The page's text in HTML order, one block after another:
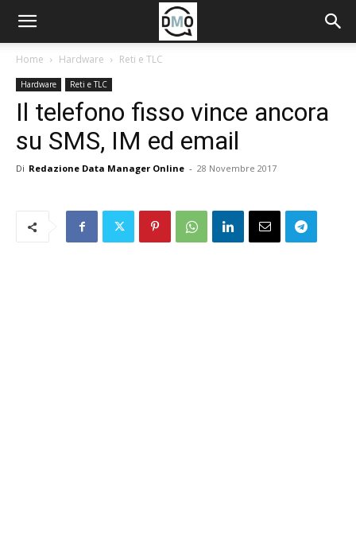
Home Hardware Reti e TLC
Hardware Reti e TLC
Il telefono fisso vince ancora
su SMS, IM ed email
Di Redazione Data Manager Online - 28 Novembre 2017